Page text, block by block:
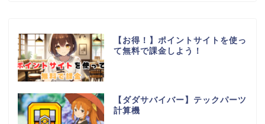
【お得！】ポイントサイトを使っ
て無料で課金しよう！
【ダダサバイバー】テックパーツ
計算機